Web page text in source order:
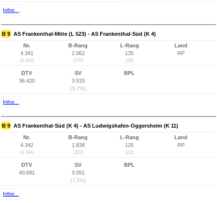
Infos...
B 9 AS Frankenthal-Mitte (L 523) - AS Frankenthal-Süd (K 4)
Nr.
4.341
(4.343)
B-Rang
2.062
(270)
L-Rang
135
(28)
Land
RP
DTV
36.420
SV
3.533
(9,7%)
BPL
Infos...
B 9 AS Frankenthal-Süd (K 4) - AS Ludwigshafen-Oggersheim (K 11)
Nr.
4.342
(4.344)
B-Rang
1.838
(202)
L-Rang
125
(23)
Land
RP
DTV
40.681
SV
3.051
(7,5%)
BPL
Infos...